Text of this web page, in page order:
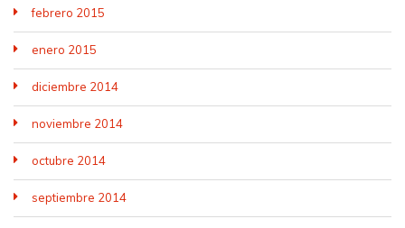
febrero 2015
enero 2015
diciembre 2014
noviembre 2014
octubre 2014
septiembre 2014